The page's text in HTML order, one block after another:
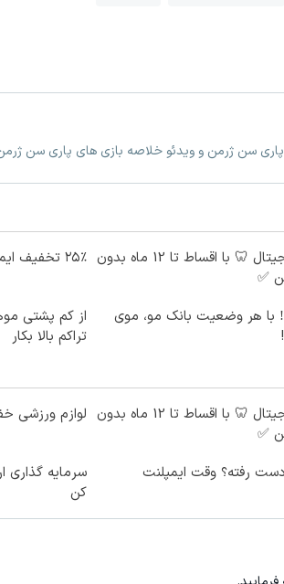
سن ژرمن و ویدئو خلاصه بازی های پاری سن
ایمپلنت دیجیتال 🦷 با اقساط تا 12 ماه بدون
✅
۲۵٪ تخفیف ایمپلنت تا پایان جشنواره 🎁
با هر وضعیت بانک مو، موی
از کم پشتی
تراکم بالا بکار
ایمپلنت دیجیتال 🦷 با اقساط تا 12 ماه بدون
✅
لوازم ورزشی
رفته؟ وقت ایمپلنت
سرمایه گذاری
کن